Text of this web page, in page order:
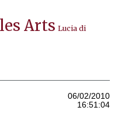
Arts Lucia di
06/02/2010
16:51:04